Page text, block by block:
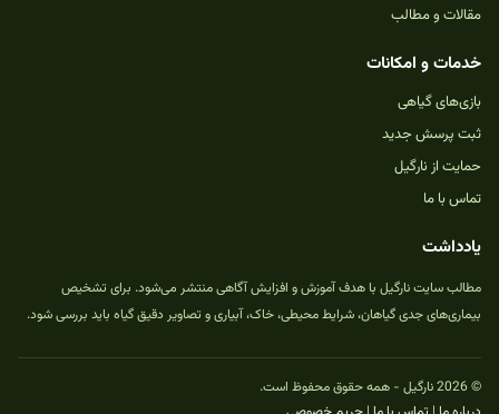
مقالات و مطالب
خدمات و امکانات
بازی‌های گیاهی
ثبت پرسش جدید
حمایت از نارگیل
تماس با ما
یادداشت
مطالب سایت نارگیل با هدف آموزش و افزایش آگاهی منتشر می‌شود. برای تشخیص
بیماری‌های جدی گیاهان، شرایط محیطی، خاک، آبیاری و تصاویر دقیق گیاه باید بررسی شود.
© 2026 نارگیل - همه حقوق محفوظ است.